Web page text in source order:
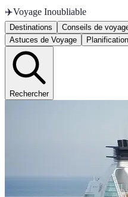
✈️Voyage Inoubliable
Destinations Conseils de
Astuces de Voyage
Rechercher